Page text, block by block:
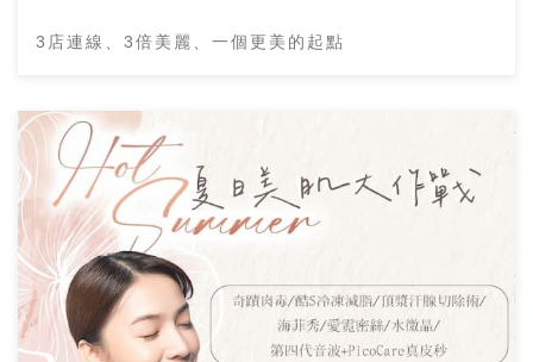
3店連線、3倍美麗、一個更美的起點